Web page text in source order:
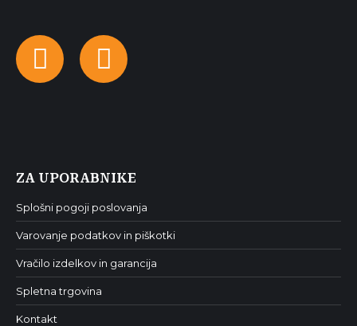
FacebookInstagram
ZA UPORABNIKE
Splošni pogoji poslovanja
Varovanje podatkov in piškotki
Vračilo izdelkov in garancija
Spletna trgovina
Kontakt